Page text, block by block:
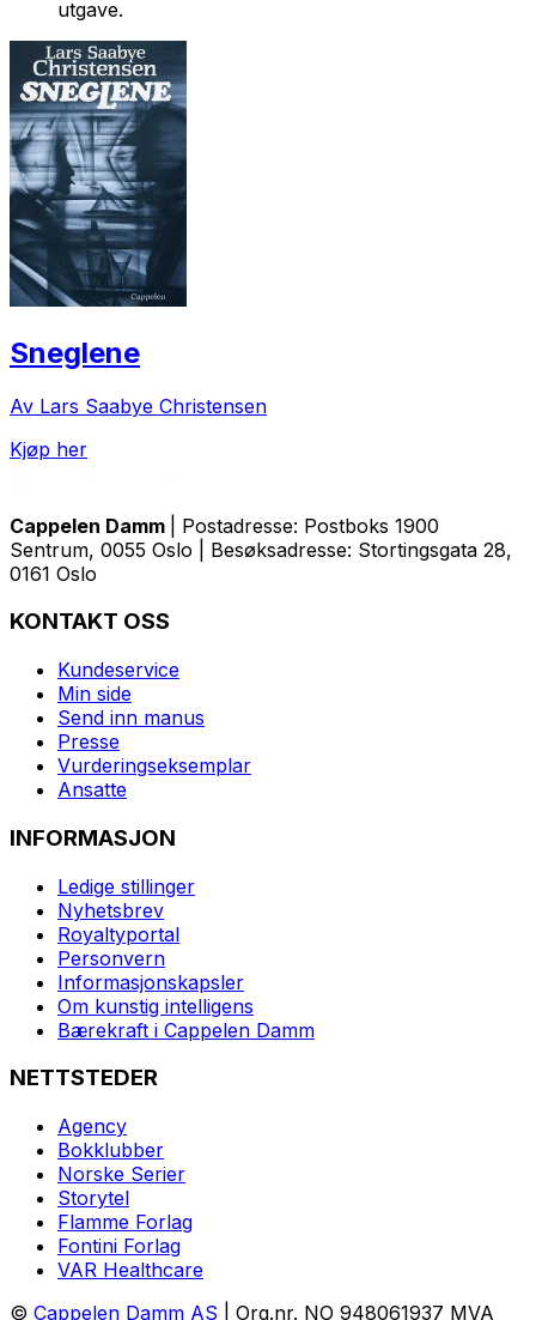
utgave.
Sneglene
Av Lars Saabye Christensen
Kjøp her
Cappelen Damm
| Postadresse: Postboks 1900
Sentrum, 0055 Oslo | Besøksadresse: Stortingsgata 28,
0161 Oslo
KONTAKT OSS
Kundeservice
Min side
Send inn manus
Presse
Vurderingseksemplar
Ansatte
INFORMASJON
Ledige stillinger
Nyhetsbrev
Royaltyportal
Personvern
Informasjonskapsler
Om kunstig intelligens
Bærekraft i Cappelen Damm
NETTSTEDER
Agency
Bokklubber
Norske Serier
Storytel
Flamme Forlag
Fontini Forlag
VAR Healthcare
© Cappelen Damm AS | Org.nr. NO 948061937 MVA